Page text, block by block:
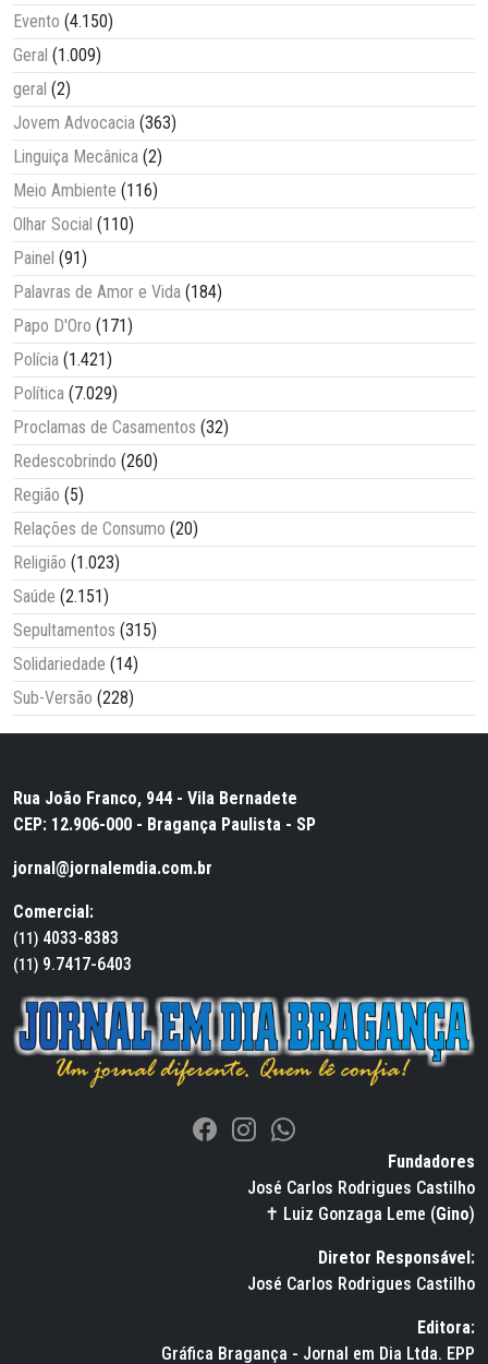
Evento (4.150)
Geral (1.009)
geral (2)
Jovem Advocacia (363)
Linguiça Mecânica (2)
Meio Ambiente (116)
Olhar Social (110)
Painel (91)
Palavras de Amor e Vida (184)
Papo D'Oro (171)
Polícia (1.421)
Política (7.029)
Proclamas de Casamentos (32)
Redescobrindo (260)
Região (5)
Relações de Consumo (20)
Religião (1.023)
Saúde (2.151)
Sepultamentos (315)
Solidariedade (14)
Sub-Versão (228)
Rua João Franco, 944 - Vila Bernadete
CEP: 12.906-000 - Bragança Paulista - SP
jornal@jornalemdia.com.br
Comercial:
(11) 4033-8383
(11) 9.7417-6403
Fundadores
José Carlos Rodrigues Castilho
✝ Luiz Gonzaga Leme (Gino)
Diretor Responsável:
José Carlos Rodrigues Castilho
Editora:
Gráfica Bragança - Jornal em Dia Ltda. EPP